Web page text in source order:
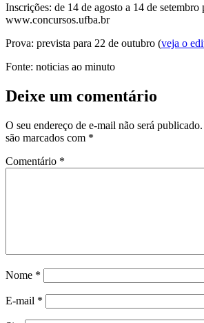
Inscrições: de 14 de agosto a 14 de setembro
www.concursos.ufba.br
Prova: prevista para 22 de outubro (veja o
Fonte: noticias ao minuto
Deixe um comentário
O seu endereço de e-mail não será publicado.
são marcados com *
Comentário *
Nome *
E-mail *